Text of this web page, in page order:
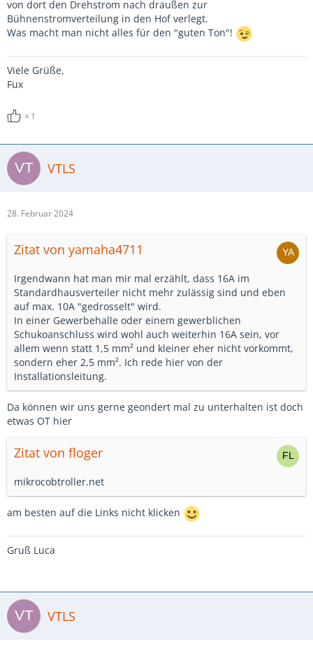
von dort den Drehstrom nach draußen zur
Bühnenstromverteilung in den Hof verlegt.
Was macht man nicht alles für den "guten Ton"!
Viele Grüße,
Fux
1
VTLS
28. Februar 2024
Zitat von yamaha4711
Irgendwann hat man mir mal erzählt, dass 16A im
Standardhausverteiler nicht mehr zulässig sind und eben
auf max. 10A "gedrosselt" wird.
In einer Gewerbehalle oder einem gewerblichen
Schukoanschluss wird wohl auch weiterhin 16A sein, vor
allem wenn statt 1,5 mm² und kleiner eher nicht vorkommt,
sondern eher 2,5 mm². Ich rede hier von der
Installationsleitung.
Da können wir uns gerne geondert mal zu unterhalten ist doch
etwas OT hier
Zitat von floger
mikrocobtroller.net
am besten auf die Links nicht klicken
Gruß Luca
VTLS